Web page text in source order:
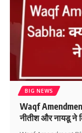
BIG NEWS
Waqf
नीतीश और नायडू ने